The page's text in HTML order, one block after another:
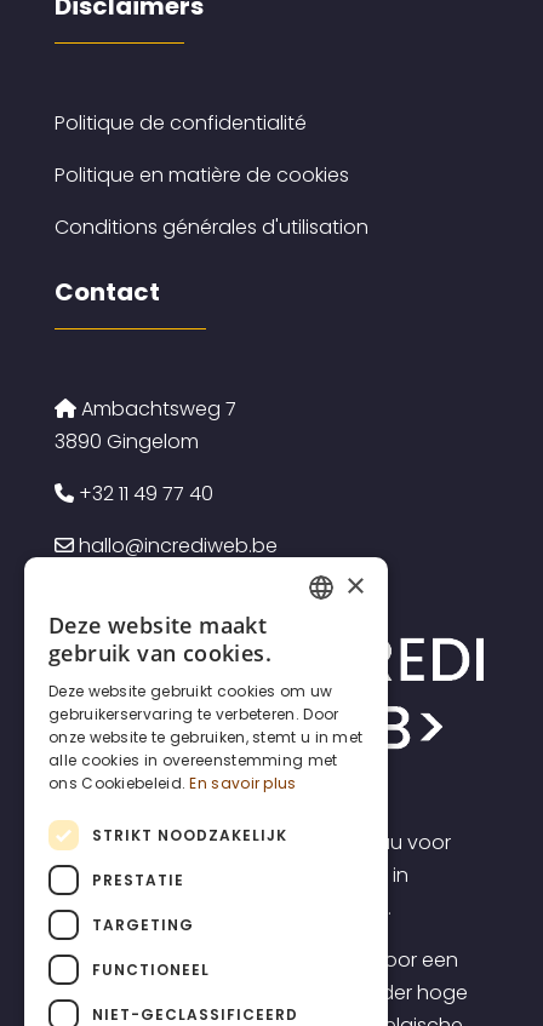
Politique de confidentialité
Politique en matière de cookies
Conditions générales d'utilisation
Contact
Ambachtsweg 7
3890 Gingelom
+32 11 49 77 40
hallo@incrediweb.be
Incrediweb is een webdesign bureau voor
zelfstandigen en kmo's. Wij geloven in
transparantie en voorspelbaarheid.
Daarom bieden we websites aan voor een
transparante all-inclusive prijs, zonder hoge
DUTCH
ENGLISH
×
Deze website maakt
gebruik van cookies.
Deze website gebruikt cookies om uw
gebruikerservaring te verbeteren. Door
onze website te gebruiken, stemt u in met
alle cookies in overeenstemming met
ons Cookiebeleid. En savoir plus
STRIKT NOODZAKELIJK
PRESTATIE
TARGETING
FUNCTIONEEL
NIET-GECLASSIFICEERD